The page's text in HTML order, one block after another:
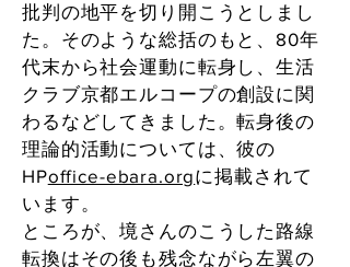
批判の地平を切り開こうとしまし
た。そのような総括のもと、80年
代末から社会運動に転身し、生活
クラブ京都エルコープの創設に関
わるなどしてきました。転身後の
理論的活動については、彼の
HPoffice-ebara.orgに掲載されて
います。
ところが、境さんのこうした路線
転換はその後も残念ながら左翼の